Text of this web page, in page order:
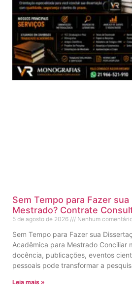
Sem Tempo para Fazer
Mestrado? Contrate
5 de agosto de 2026 Nenhum
Sem Tempo para Fazer sua
Acadêmica para Mestrado Conciliar
docência, publicações, eventos
pessoais pode transformar a
Leia mais »